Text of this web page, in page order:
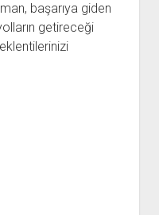
başarıya giden
getireceği